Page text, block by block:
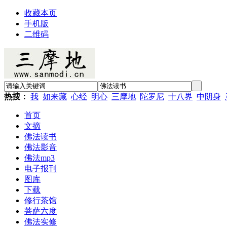
收藏本页
手机版
二维码
热搜： 我 如来藏 心经 明心 三摩地 陀罗尼 十八界 中阴身
首页
文摘
佛法读书
佛法影音
佛法mp3
电子报刊
图库
下载
修行茶馆
菩萨六度
佛法实修